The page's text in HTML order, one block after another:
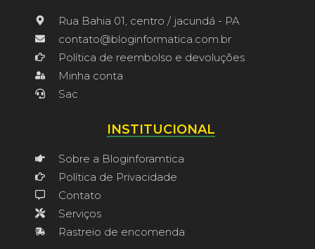
Rua Bahia 01, centro / jacundá - PA
contato@bloginformatica.com.br
Política de reembolso e devoluções
Minha conta
Sac
INSTITUCIONAL
Sobre a Bloginforamtica
Política de Privacidade
Contato
Serviços
Rastreio de encomenda